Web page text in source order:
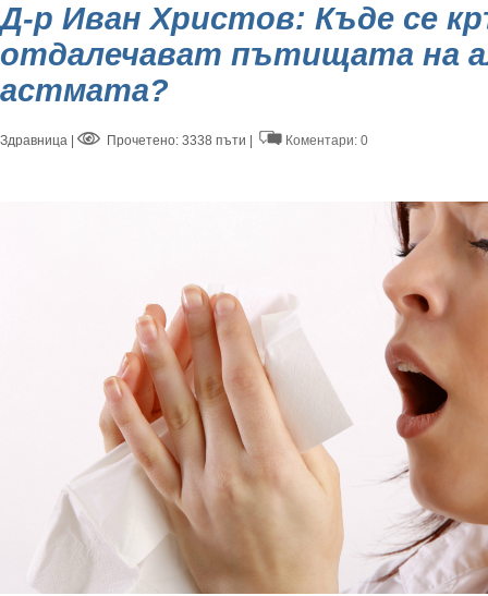
Д-р Иван Христов: Къде се
отдалечават пътищата на
астмата?
Здравница Прочетено: 3338 пъти | Коментари: 0